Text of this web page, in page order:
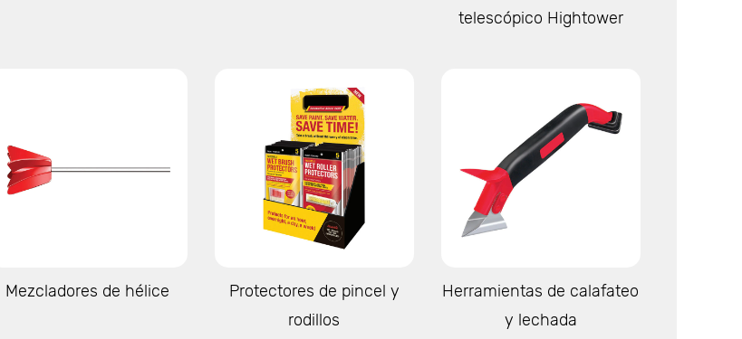
telescópico Hightower
Ver más
Mezcladores de hélice Ver más
Protectores de pincel y
rodillos
Ver más
Herramientas de calafateo
y lechada